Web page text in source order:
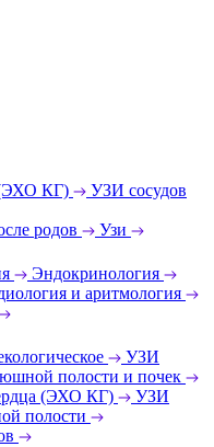
КГ)
УЗИ сосудов
родов
Узи
Эндокринология
и аритмология
УЗИ
полости и почек
(ЭХО КГ)
УЗИ
полости